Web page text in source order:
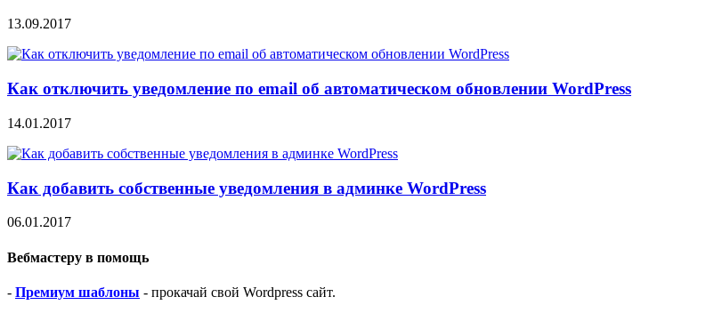
13.09.2017
Как отключить уведомление по email об автоматическом обновлении WordPress
14.01.2017
Как добавить собственные уведомления в админке WordPress
06.01.2017
Вебмастеру в помощь
- Премиум шаблоны - прокачай свой Wordpress сайт.